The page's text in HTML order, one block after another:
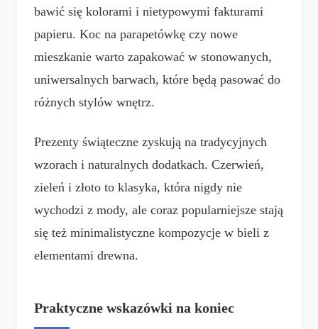
bawić się kolorami i nietypowymi fakturami
papieru. Koc na parapetówkę czy nowe
mieszkanie warto zapakować w stonowanych,
uniwersalnych barwach, które będą pasować do
różnych stylów wnętrz.
Prezenty świąteczne zyskują na tradycyjnych
wzorach i naturalnych dodatkach. Czerwień,
zieleń i złoto to klasyka, która nigdy nie
wychodzi z mody, ale coraz popularniejsze stają
się też minimalistyczne kompozycje w bieli z
elementami drewna.
Praktyczne wskazówki na koniec